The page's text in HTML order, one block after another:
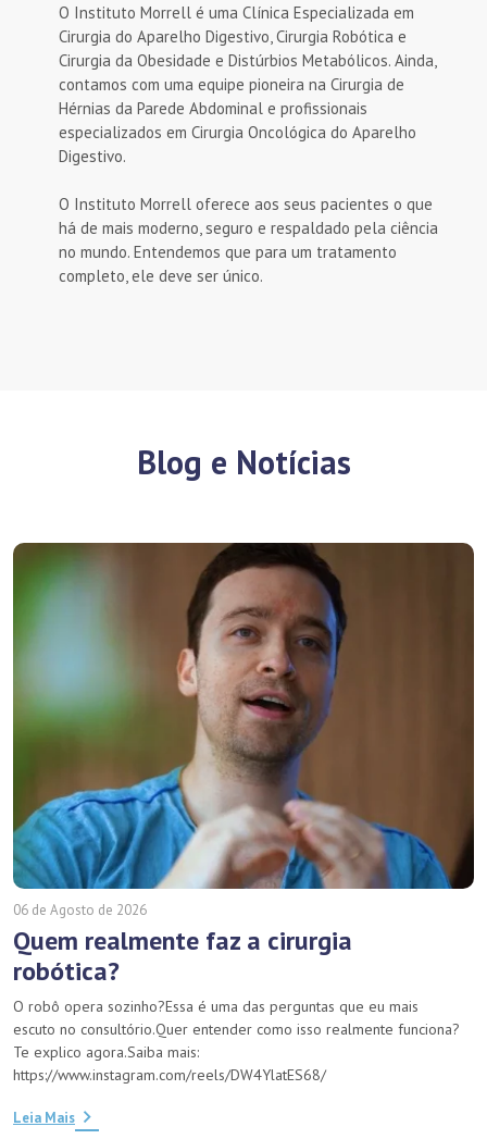
O Instituto Morrell é uma Clínica Especializada em
Cirurgia do Aparelho Digestivo, Cirurgia Robótica e
Cirurgia da Obesidade e Distúrbios Metabólicos. Ainda,
contamos com uma equipe pioneira na Cirurgia de
Hérnias da Parede Abdominal e profissionais
especializados em Cirurgia Oncológica do Aparelho
Digestivo.
O Instituto Morrell oferece aos seus pacientes o que
há de mais moderno, seguro e respaldado pela ciência
no mundo. Entendemos que para um tratamento
completo, ele deve ser único.
Blog e Notícias
06 de Agosto de 2026
Quem realmente faz a cirurgia
robótica?
O robô opera sozinho?Essa é uma das perguntas que eu mais
escuto no consultório.Quer entender como isso realmente funciona?
Te explico agora.Saiba mais:
https://www.instagram.com/reels/DW4YlatES68/
Leia Mais